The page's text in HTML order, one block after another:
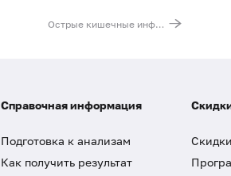
Острые кишечные инфекции (Rotavirus A, Norovirus II, Astrovirus)
Справочная информация
Подготовка к анализам
Как получить результат